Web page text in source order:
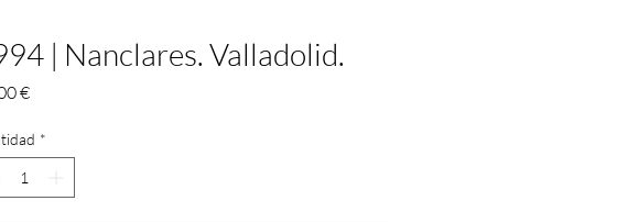
| Nanclares. Valladolid.
€Precio
*